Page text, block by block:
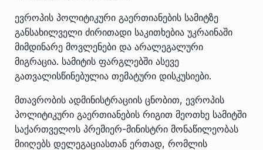
ევროპის პოლიტიკური გაერთიანების სამიტზე
განსახილველი ძირითადი საკითხებია უკრაინაში
მიმდინარე მოვლენები და არალეგალური
მიგრაცია. სამიტის ფარგლებში ასევე
გათვალისწინებულია თემატური დისკუსიები.
მთავრობის ადმინისტრაციის ცნობით, ევროპის
პოლიტიკური გაერთიანების რიგით მეოთხე სამიტში
საქართველოს პრემიერ-მინისტრი მონაწილეობას
მიიღებს დელეგაციასთან ერთად, რომლის